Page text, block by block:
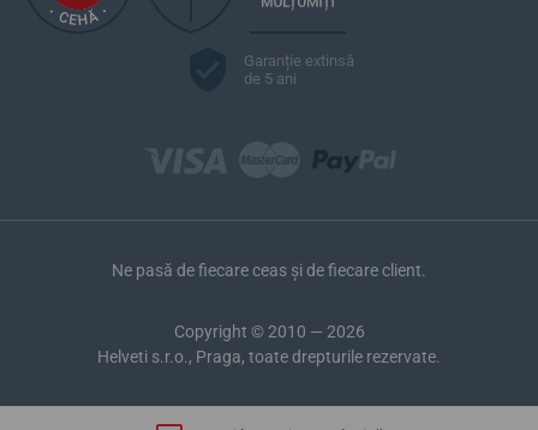
Garanție extinsă
de 5 ani
Ne pasă de fiecare ceas și de fiecare client.
Copyright © 2010 — 2026
Helveti s.r.o., Praga, toate drepturile rezervate.